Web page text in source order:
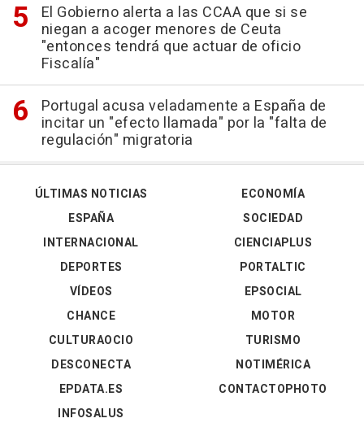
El Gobierno alerta a las CCAA que si se
niegan a acoger menores de Ceuta
"entonces tendrá que actuar de oficio
Fiscalía"
Portugal acusa veladamente a España de
incitar un "efecto llamada" por la "falta de
regulación" migratoria
ÚLTIMAS NOTICIAS
ESPAÑA
INTERNACIONAL
DEPORTES
VÍDEOS
ECONOMÍA
SOCIEDAD
CIENCIAPLUS
PORTALTIC
EPSOCIAL
CHANCE
CULTURAOCIO
DESCONECTA
EPDATA.ES
INFOSALUS
MOTOR
TURISMO
NOTIMÉRICA
CONTACTOPHOTO